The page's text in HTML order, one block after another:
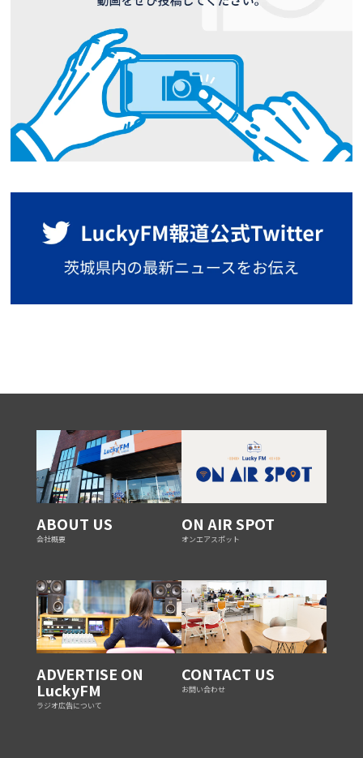
ABOUT US
会社概要
ON AIR SPOT
オンエアスポット
ADVERTISE ON
LuckyFM
ラジオ広告について
CONTACT US
お問い合わせ